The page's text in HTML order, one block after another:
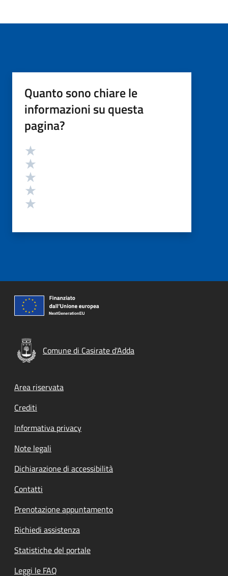
Quanto sono chiare le
informazioni su questa
pagina?
Valutazione
Comune di Casirate d'Adda
Footer menu
Area riservata
Crediti
Informativa privacy
Note legali
Dichiarazione di accessibilità
Contatti
Prenotazione appuntamento
Richiedi assistenza
Statistiche del portale
Leggi le FAQ